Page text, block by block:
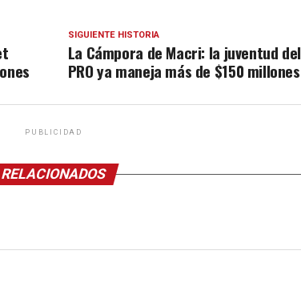
SIGUIENTE HISTORIA
La Cámpora de Macri: la juventud del
PRO ya maneja más de $150 millones
PUBLICIDAD
RELACIONADOS